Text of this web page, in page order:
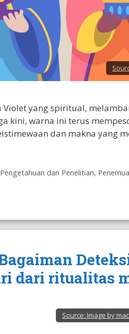
yang spiritual,
kini, warna ini terus
dan makna yang
dan Penelitian,
dari ritualitas
Source: Image by